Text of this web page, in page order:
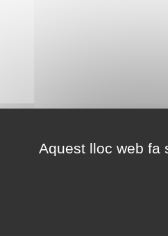
Aquest lloc web fa